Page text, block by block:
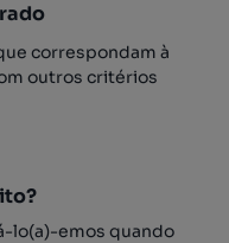
correspondam à
outros critérios
lo(a)-emos quando